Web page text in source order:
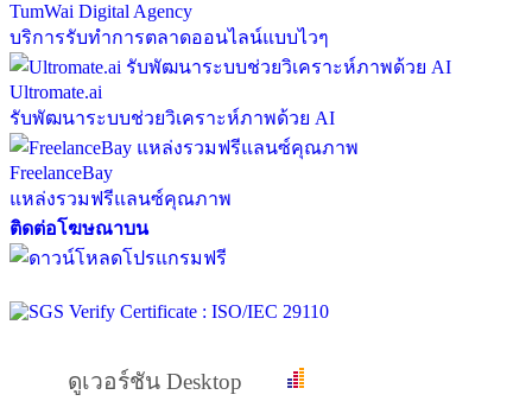
TumWai Digital Agency
บริการรับทำการตลาดออนไลน์แบบไวๆ
Ultromate.ai
รับพัฒนาระบบช่วยวิเคราะห์ภาพด้วย AI
FreelanceBay
แหล่งรวมฟรีแลนซ์คุณภาพ
ติดต่อโฆษณาบน
ดูเวอร์ชัน Desktop